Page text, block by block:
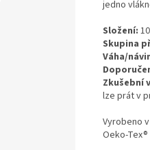
jedno
Složení:
Skupina
Váha/
Zkušební
lze prát v
Vyrobeno v
Oeko-